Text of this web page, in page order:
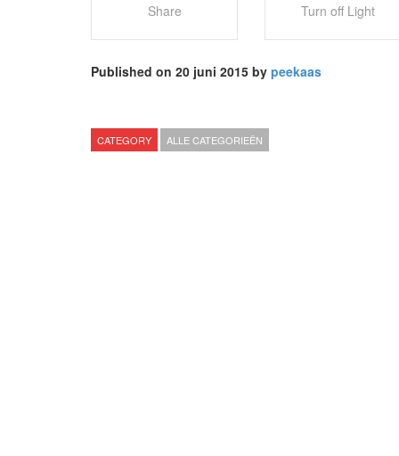
Share Turn off Light
Published on 20 juni 2015 by peekaas
CATEGORY ALLE CATEGORIEËN